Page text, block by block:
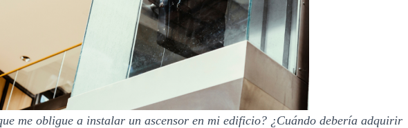
me obligue a instalar un ascensor en mi edificio? ¿Cuándo debería adquirir